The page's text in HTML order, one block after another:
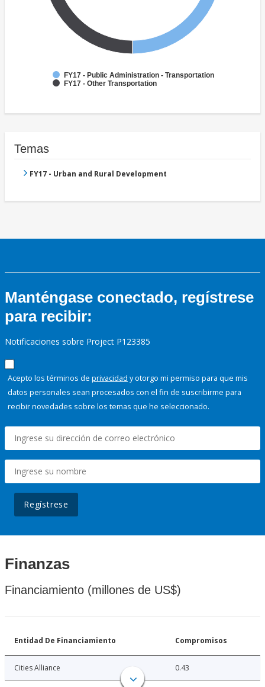
FY17 - Public Administration - Transportation
FY17 - Other Transportation
Temas
FY17 - Urban and Rural Development
Manténgase conectado, regístrese
para recibir:
Notificaciones sobre Project P123385
Acepto los términos de privacidad y otorgo mi permiso para que mis
datos personales sean procesados con el fin de suscribirme para
recibir novedades sobre los temas que he seleccionado.
Regístrese
Finanzas
Financiamiento (millones de US$)
Entidad De Financiamiento Compromisos
Cities Alliance 0.43